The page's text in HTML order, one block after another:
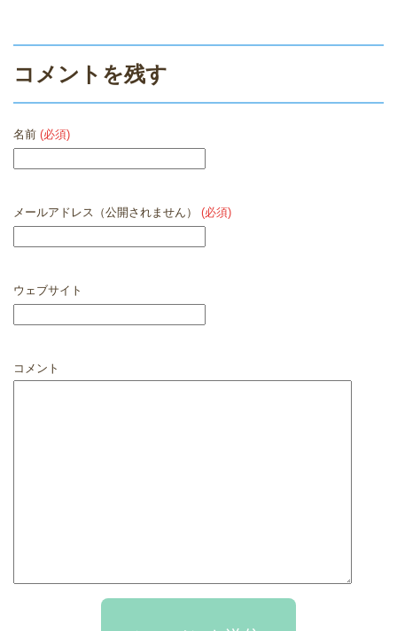
コメントを残す
名前 (必須)
メールアドレス（公開されません） (必須)
ウェブサイト
コメント